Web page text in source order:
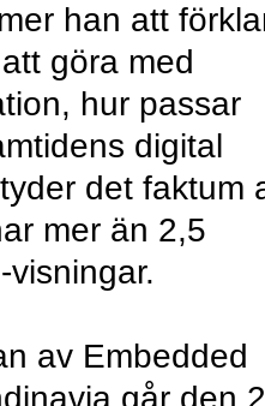
han att
göra med
hur passar
digital
det faktum
mer än 2,5
visningar.
av Embedded